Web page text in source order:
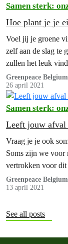
Samen sterk:
Hoe plant je je
Voel jij je groene
zelf aan de slag te
zullen het leuk
Greenpeace Belgium
26 april 2021
Samen sterk:
Leeft jouw afval
Vraag je je ook
Soms zijn we voor
vertrokken voor dit
Greenpeace Belgium
13 april 2021
See all posts